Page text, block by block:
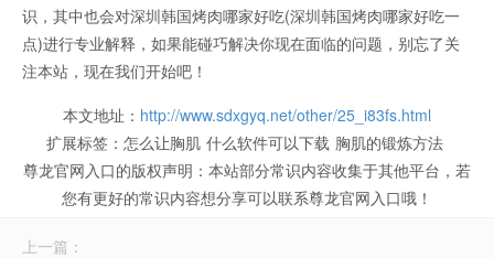
(深圳韩国烤肉哪家好吃
识，其中也会对深圳韩国烤肉哪家好吃(深圳韩国烤肉哪家好吃一
点)进行专业解释，如果能碰巧解决你现在面临的问题，别忘了关
注本站，现在我们开始吧！
本文地址： http://www.sdxgyq.net/other/25_i83fs.html
扩展标签： 怎么让胸肌 什么软件可以下载 胸肌的锻炼方法
尊龙官网入口的版权声明： 本站部分常识内容收集于其他平台，若
您有更好的常识内容想分享可以联系尊龙官网入口哦！
上一篇：